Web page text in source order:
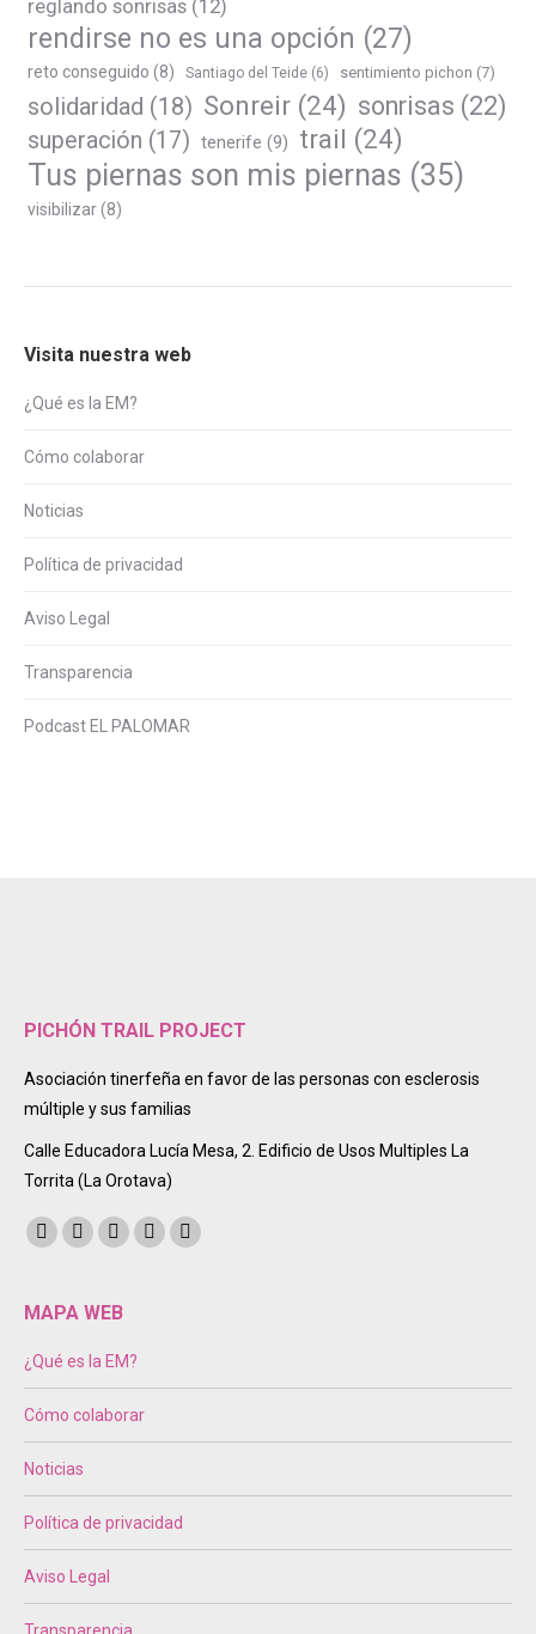
reglando sonrisas (12)
rendirse no es una opción (27)
reto conseguido (8) Santiago del Teide (6) sentimiento pichon (7)
solidaridad (18) Sonreir (24) sonrisas (22)
superación (17) tenerife (9) trail (24)
Tus piernas son mis piernas (35)
visibilizar(8)
Visita nuestra web
¿Qué es la EM?
Cómo colaborar
Noticias
Política de privacidad
Aviso Legal
Transparencia
Podcast EL PALOMAR
PICHÓN TRAIL PROJECT
Asociación tinerfeña en favor de las personas con esclerosis
múltiple y sus familias
Calle Educadora Lucía Mesa, 2. Edificio de Usos Multiples La
Torrita (La Orotava)
Encuéntranos en:
Facebook
opens
new
Twitter
opens
new
Instagram
opens
new
Mail Sitio
MAPA WEB
¿Qué es la EM?
Cómo colaborar
Noticias
Política de privacidad
Aviso Legal